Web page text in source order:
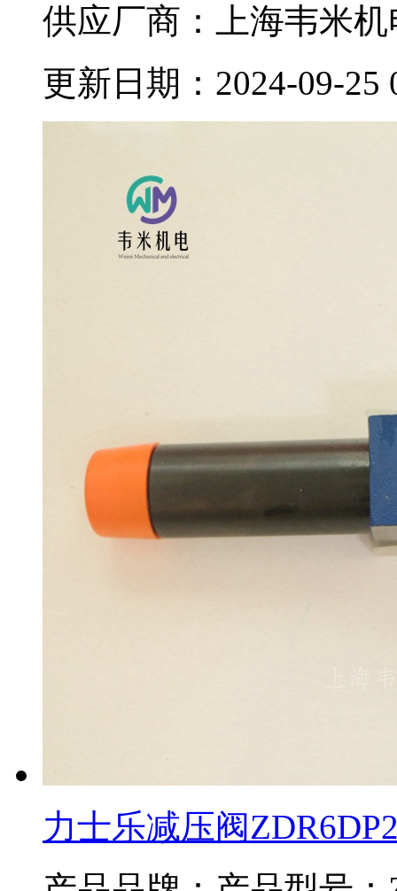
供应厂商：上海韦米
更新日期：2024-09-25
力士乐减压阀